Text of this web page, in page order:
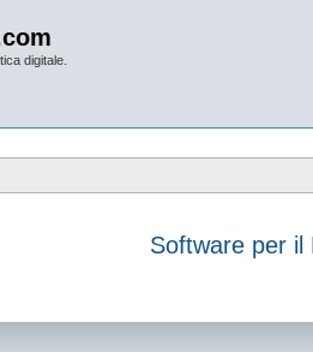
digitale.
Software per il